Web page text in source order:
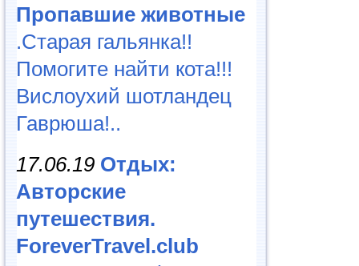
Пропавшие животные
.Старая гальянка!!
Помогите найти кота!!!
Вислоухий шотландец
Гаврюша!..
17.06.19 Отдых:
Авторские
путешествия.
ForeverTravel.club